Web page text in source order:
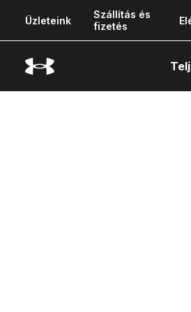
Üzleteink
Szállítás és
fizetés